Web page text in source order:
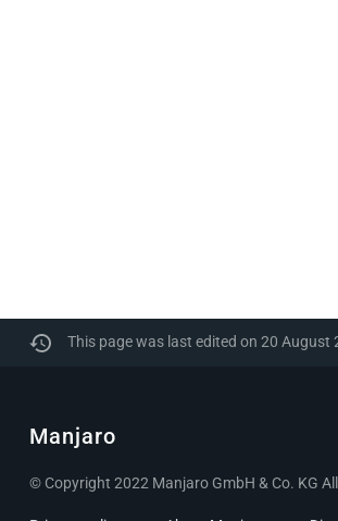
This page was last edited on 20 August
Manjaro
© Copyright 2022 Manjaro GmbH & Co. KG